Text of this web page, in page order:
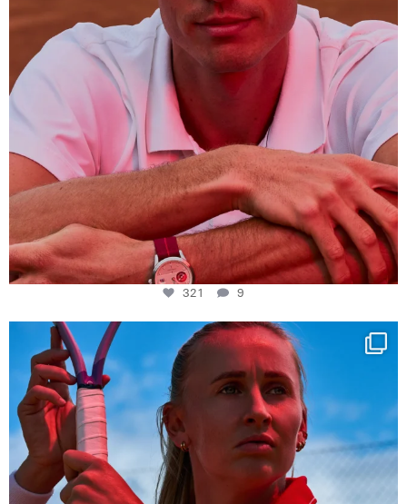
321 9
Determination, elegance and Swiss precision —
442
14